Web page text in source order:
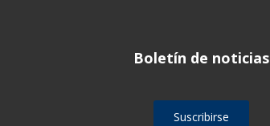
Boletín de noticias
Suscribirse